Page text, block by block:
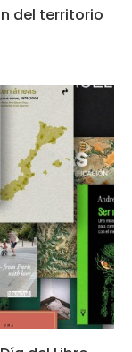
del territorio